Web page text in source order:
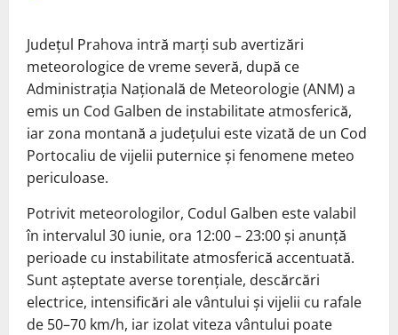
Județul Prahova intră marți sub avertizări
meteorologice de vreme severă, după ce
Administrația Națională de Meteorologie (ANM) a
emis un Cod Galben de instabilitate atmosferică,
iar zona montană a județului este vizată de un Cod
Portocaliu de vijelii puternice și fenomene meteo
periculoase.
Potrivit meteorologilor, Codul Galben este valabil
în intervalul 30 iunie, ora 12:00 – 23:00 și anunță
perioade cu instabilitate atmosferică accentuată.
Sunt așteptate averse torențiale, descărcări
electrice, intensificări ale vântului și vijelii cu rafale
de 50–70 km/h, iar izolat viteza vântului poate